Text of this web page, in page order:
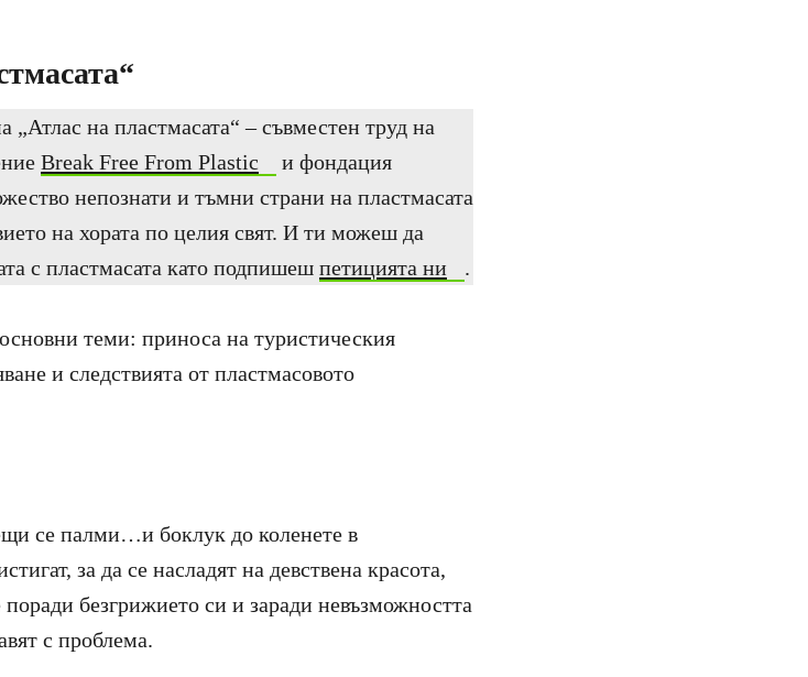
„Атлас на пластмасата“ – съвместен труд на
Break Free From Plastic
и фондация
непознати и тъмни страни на пластмасата
на хората по целия свят. И ти можеш да
с пластмасата като подпишеш петицията ни .
теми: приноса на туристическия
и следствията от пластмасовото
се палми…и боклук до коленете в
за да се насладят на девствена красота,
безгрижието си и заради невъзможността
с проблема.